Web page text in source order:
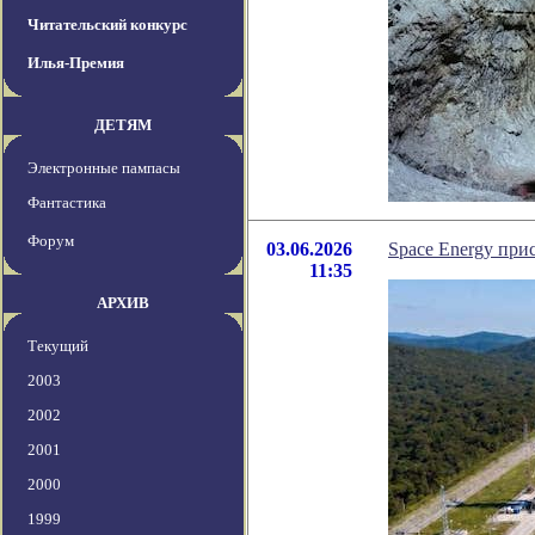
Читательский конкурс
Илья-Премия
ДЕТЯМ
Электронные пампасы
Фантастика
Форум
АРХИВ
Текущий
2003
2002
2001
2000
1999
03.06.2026
11:35
Space Energy